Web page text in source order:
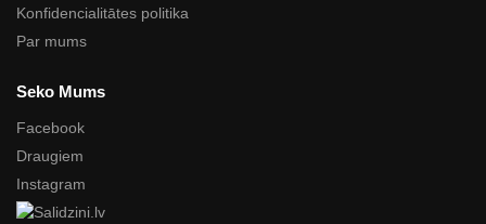
Konfidencialitātes politika
Par mums
Seko Mums
Facebook
Draugiem
Instagram